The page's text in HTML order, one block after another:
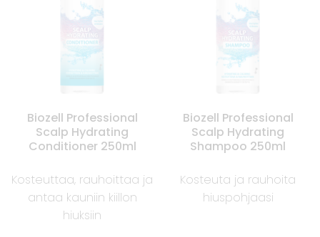
Biozell Professional
Scalp Hydrating
Conditioner 250ml
Kosteuttaa, rauhoittaa ja
antaa kauniin kiillon
hiuksiin
Biozell Professional
Scalp Hydrating
Shampoo 250ml
Kosteuta ja rauhoita
hiuspohjaasi